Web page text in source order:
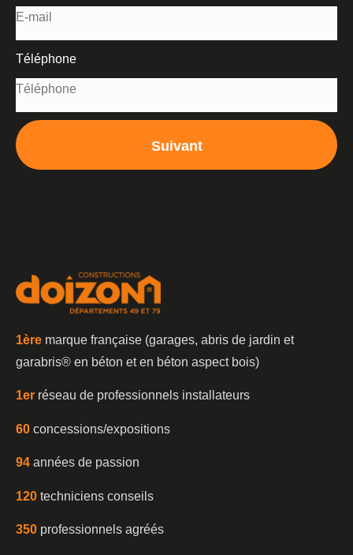
Téléphone
Suivant
1ère marque française (garages, abris de jardin et
garabris®️ en béton et en béton aspect bois)
1er réseau de professionnels installateurs
60 concessions/expositions
94 années de passion
120 techniciens conseils
350 professionnels agréés